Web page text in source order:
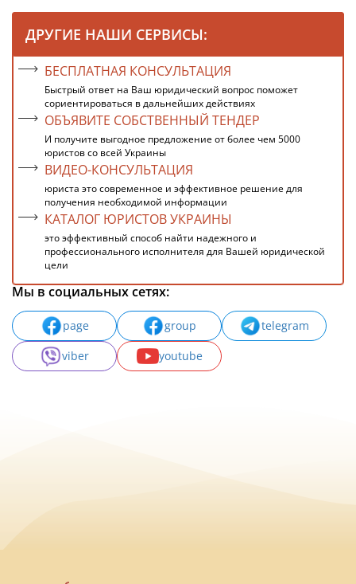
ДРУГИЕ НАШИ СЕРВИСЫ:
БЕСПЛАТНАЯ КОНСУЛЬТАЦИЯ
Быстрый ответ на Ваш юридический вопрос поможет
сориентироваться в дальнейших действиях
ОБЪЯВИТЕ СОБСТВЕННЫЙ ТЕНДЕР
И получите выгодное предложение от более чем 5000
юристов со всей Украины
ВИДЕО-КОНСУЛЬТАЦИЯ
юриста это современное и эффективное решение для
получения необходимой информации
КАТАЛОГ ЮРИСТОВ УКРАИНЫ
это эффективный способ найти надежного и
профессионального исполнителя для Вашей юридической
цели
Мы в социальных сетях:
page group
telegram
viber
youtube